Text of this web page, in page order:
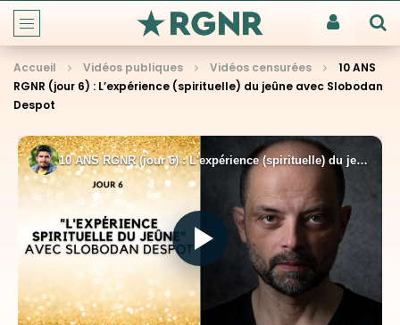
Accueil Vidéos publiques Vidéos censurées
10 ANS
RGNR (jour 6) : L’expérience (spirituelle) du jeûne avec Slobodan
Despot